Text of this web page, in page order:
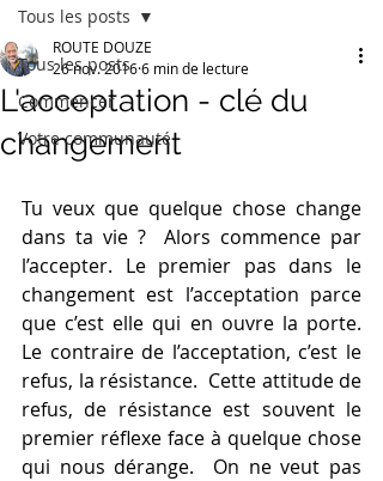
Tous les posts
Commencer
Votre communauté
Tous les posts
L'acceptation - clé du
changement
ROUTE DOUZE
26 nov. 20166 min de lecture
Tu veux que quelque chose change
dans ta vie ?  Alors commence par
l’accepter. Le premier pas dans le
changement est l’acceptation parce
que c’est elle qui en ouvre la porte.
Le contraire de l’acceptation, c’est le
refus, la résistance.  Cette attitude de
refus, de résistance est souvent le
premier réflexe face à quelque chose
qui nous dérange.  On ne veut pas